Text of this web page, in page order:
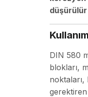
düşürülür
DIN 580
blokları,
noktaları,
gerektiren